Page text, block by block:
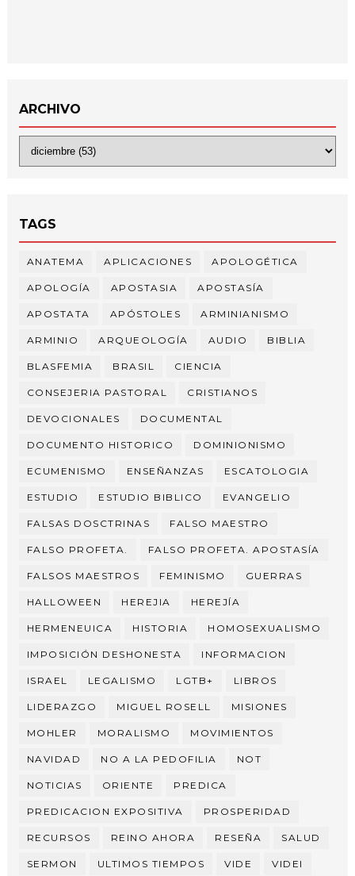
ARCHIVO
TAGS
ANATEMA APLICACIONES APOLOGÉTICA
APOLOGÍA APOSTASIA APOSTASÍA
APOSTATA APÓSTOLES ARMINIANISMO
ARMINIO ARQUEOLOGÍA AUDIO BIBLIA
BLASFEMIA BRASIL CIENCIA
CONSEJERIA PASTORAL CRISTIANOS
DEVOCIONALES DOCUMENTAL
DOCUMENTO HISTORICO DOMINIONISMO
ECUMENISMO ENSEÑANZAS ESCATOLOGIA
ESTUDIO ESTUDIO BIBLICO EVANGELIO
FALSAS DOSCTRINAS FALSO MAESTRO
FALSO PROFETA. FALSO PROFETA. APOSTASÍA
FALSOS MAESTROS FEMINISMO GUERRAS
HALLOWEEN HEREJIA HEREJÍA
HERMENEUICA HISTORIA HOMOSEXUALISMO
IMPOSICIÓN DESHONESTA INFORMACION
ISRAEL LEGALISMO LGTB+ LIBROS
LIDERAZGO MIGUEL ROSELL MISIONES
MOHLER MORALISMO MOVIMIENTOS
NAVIDAD NO A LA PEDOFILIA NOT
NOTICIAS ORIENTE PREDICA
PREDICACION EXPOSITIVA PROSPERIDAD
RECURSOS REINO AHORA RESEÑA SALUD
SERMON ULTIMOS TIEMPOS VIDE VIDEI